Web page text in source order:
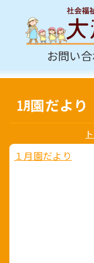
お問い
㋀園だより
１月園だより